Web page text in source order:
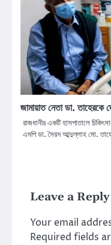
জামায়াত নেতা ডা. তাহেরকে
রাজধানীর একটি হাসপাতালে
এমপি ডা. সৈয়দ আব্দুল্লাহ মো.
Leave a Reply
Your email
Required fields